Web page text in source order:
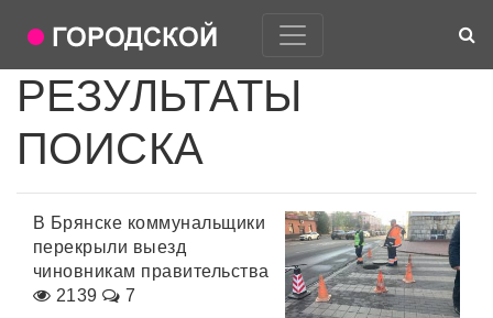
РЕЗУЛЬТАТЫ
ПОИСКА
В Брянске коммунальщики
перекрыли выезд
чиновникам правительства
2139
7